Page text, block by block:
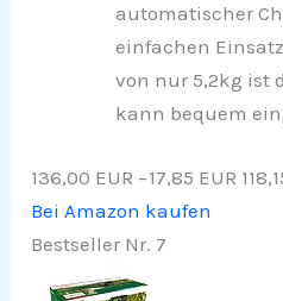
automatischer
einfachen
von nur 5,2kg ist
kann bequem
136,00 EUR −17,85 EUR
Bei Amazon kaufen
Bestseller Nr. 7